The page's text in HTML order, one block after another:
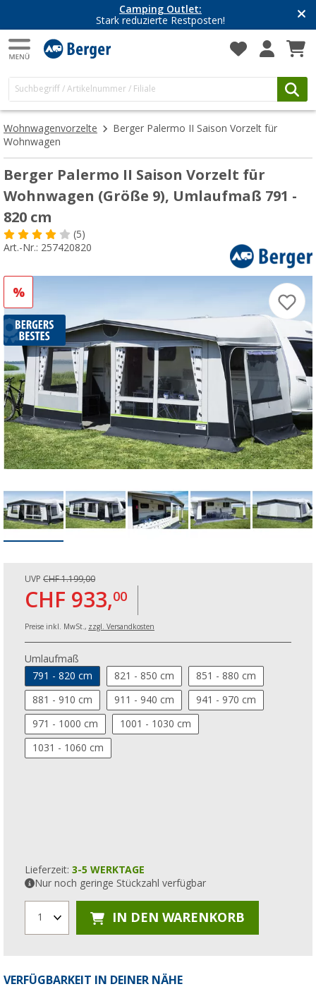
Camping Outlet:
Stark reduzierte Restposten!
Wohnwagenvorzelte
Berger Palermo II Saison Vorzelt für
Wohnwagen
Berger Palermo II Saison Vorzelt für
Wohnwagen (Größe 9), Umlaufmaß 791 -
820 cm
(5)
Art.-Nr.: 257420820
%
UVP CHF 1.199,00
CHF 933,00
Preise inkl. MwSt., zzgl. Versandkosten
Umlaufmaß
791 - 820 cm
821 - 850 cm 851 - 880 cm
881 - 910 cm 911 - 940 cm 941 - 970 cm
971 - 1000 cm 1001 - 1030 cm
1031 - 1060 cm
Lieferzeit: 3-5 WERKTAGE
Nur noch geringe Stückzahl verfügbar
1 IN DEN WARENKORB
VERFÜGBARKEIT IN DEINER NÄHE